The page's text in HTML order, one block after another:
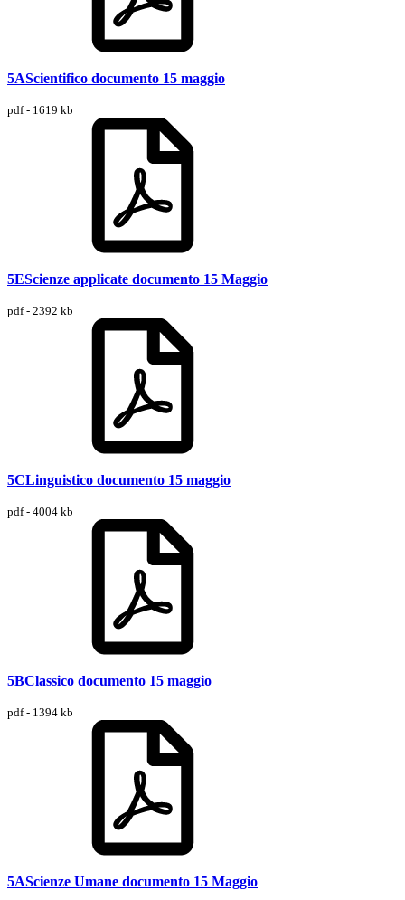
5AScientifico documento 15 maggio
pdf - 1619 kb
5EScienze applicate documento 15 Maggio
pdf - 2392 kb
5CLinguistico documento 15 maggio
pdf - 4004 kb
5BClassico documento 15 maggio
pdf - 1394 kb
5AScienze Umane documento 15 Maggio